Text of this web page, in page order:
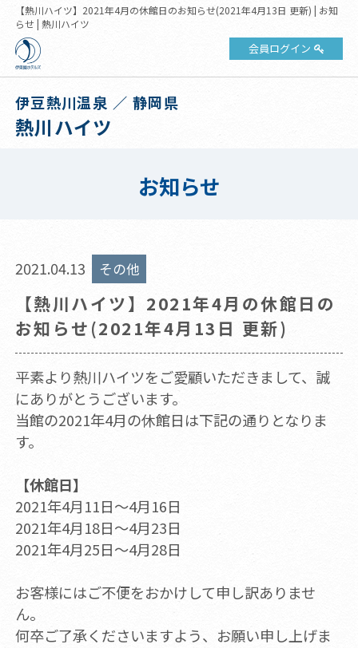
【熱川ハイツ】2021年4月の休館日のお知らせ(2021年4月13日 更新) | お知
らせ | 熱川ハイツ
会員ログイン
伊豆熱川温泉 ／ 静岡県
熱川ハイツ
お知らせ
2021.04.13 その他
【熱川ハイツ】2021年4月の休館日の
お知らせ(2021年4月13日 更新)
平素より熱川ハイツをご愛顧いただきまして、誠
にありがとうございます。
当館の2021年4月の休館日は下記の通りとなりま
す。
【休館日】
2021年4月11日～4月16日
2021年4月18日～4月23日
2021年4月25日～4月28日
お客様にはご不便をおかけして申し訳ありませ
ん。
何卒ご了承くださいますよう、お願い申し上げま